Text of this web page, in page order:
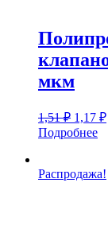
мкм
1,51₽
цена
1,17 ₽
Подробнее
Распродажа!